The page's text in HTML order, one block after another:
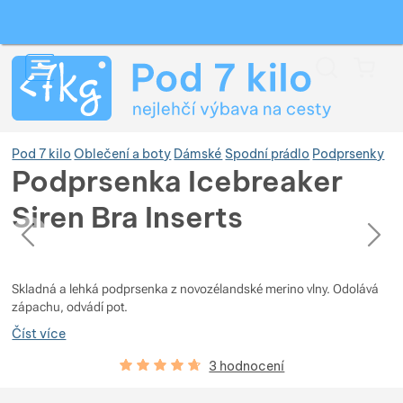
Pod 7 kilo Oblečení a boty Dámské Spodní prádlo Podprsenky
Podprsenka Icebreaker
Siren Bra Inserts
Fotografie
předchozí
následující
Skladná a lehká podprsenka z novozélandské merino vlny. Odolává
zápachu, odvádí pot.
Číst více
Hodnocení zákazníků
93% 3 hodnocení
Zobrazit více
Zobrazit více
Zobrazit více